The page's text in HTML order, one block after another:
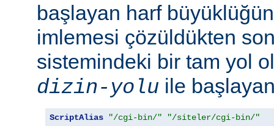
başlayan harf
imlemesi çözüldükten
sistemindeki bir tam yol
dizin-yolu ile
ScriptAlias "/cgi-bin/" "/siteler/cgi-bin/"